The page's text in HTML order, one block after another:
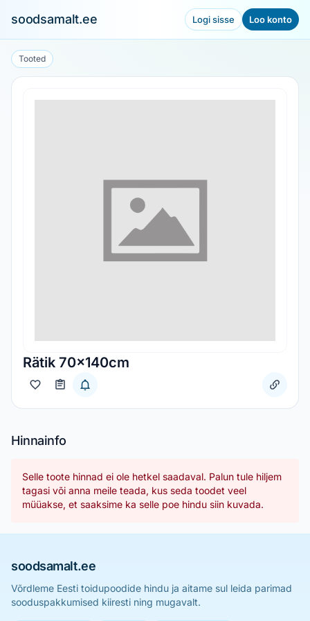
soodsamalt.ee Logi sisse Loo konto
Tooted
Rätik 70x140cm
Hinnainfo
Selle toote hinnad ei ole hetkel saadaval. Palun tule hiljem
tagasi või anna meile teada, kus seda toodet veel
müüakse, et saaksime ka selle poe hindu siin kuvada.
soodsamalt.ee
Võrdleme Eesti toidupoodide hindu ja aitame sul leida parimad
sooduspakkumised kiiresti ning mugavalt.